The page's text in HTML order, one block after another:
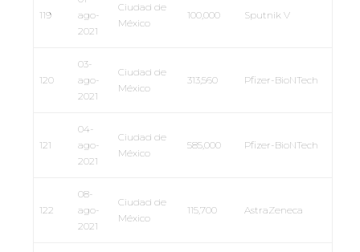
119
ago-
2021
Ciudad de
México
100,000 Sputnik V
120
03-
ago-
2021
Ciudad de
México
313,560 Pfizer-BioNTech
121
04-
ago-
2021
Ciudad de
México
585,000 Pfizer-BioNTech
122
08-
ago-
2021
Ciudad de
México
115,700 AstraZeneca